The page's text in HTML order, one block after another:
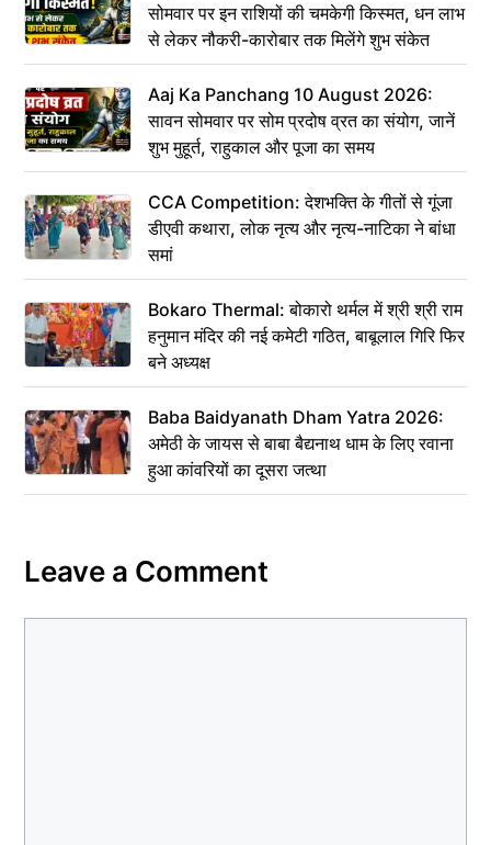
सोमवार पर इन राशियों की चमकेगी किस्मत, धन लाभ
से लेकर नौकरी-कारोबार तक मिलेंगे शुभ संकेत
Aaj Ka Panchang 10 August 2026:
सावन सोमवार पर सोम प्रदोष व्रत का संयोग, जानें
शुभ मुहूर्त, राहुकाल और पूजा का समय
CCA Competition: देशभक्ति के गीतों से गूंजा
डीएवी कथारा, लोक नृत्य और नृत्य-नाटिका ने बांधा
समां
Bokaro Thermal: बोकारो थर्मल में श्री श्री राम
हनुमान मंदिर की नई कमेटी गठित, बाबूलाल गिरि फिर
बने अध्यक्ष
Baba Baidyanath Dham Yatra 2026:
अमेठी के जायस से बाबा बैद्यनाथ धाम के लिए रवाना
हुआ कांवरियों का दूसरा जत्था
Leave a Comment